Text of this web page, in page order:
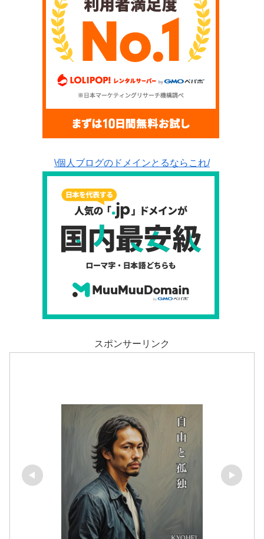
\個人ブログのドメインとるならこれ/
スポンサーリンク